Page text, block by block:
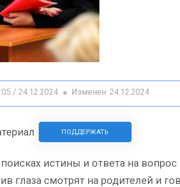
/ 24.12.2024 Изменен: 24.12.2024
ПОДДЕРЖАТЬ
истины и ответа на вопрос
глаза смотрят на родителей и